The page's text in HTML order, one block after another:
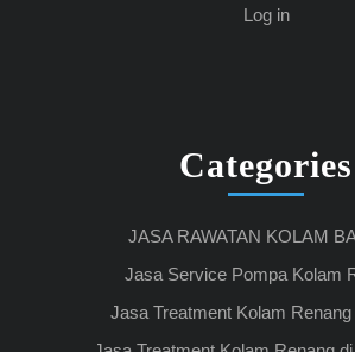
Log in
Categories
JASA RAWATAN KOLAM
Jasa Service Pompa Kolam
Jasa Treatment Kolam Renang